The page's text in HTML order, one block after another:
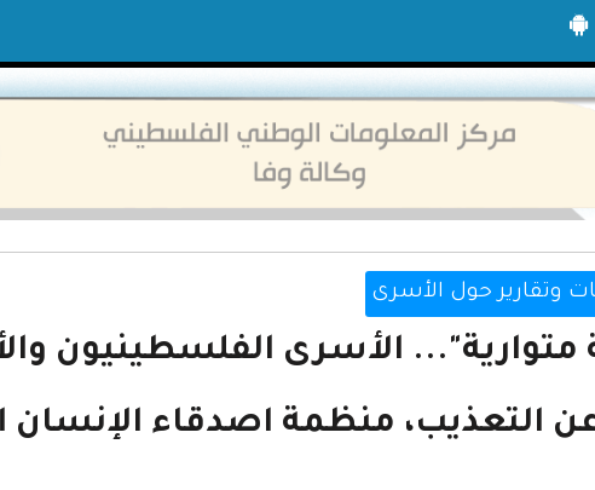
وتقارير حول الأسرى
متوارية"... الأسرى الفلسطينيون
التعذيب، منظمة اصدقاء الإنسان